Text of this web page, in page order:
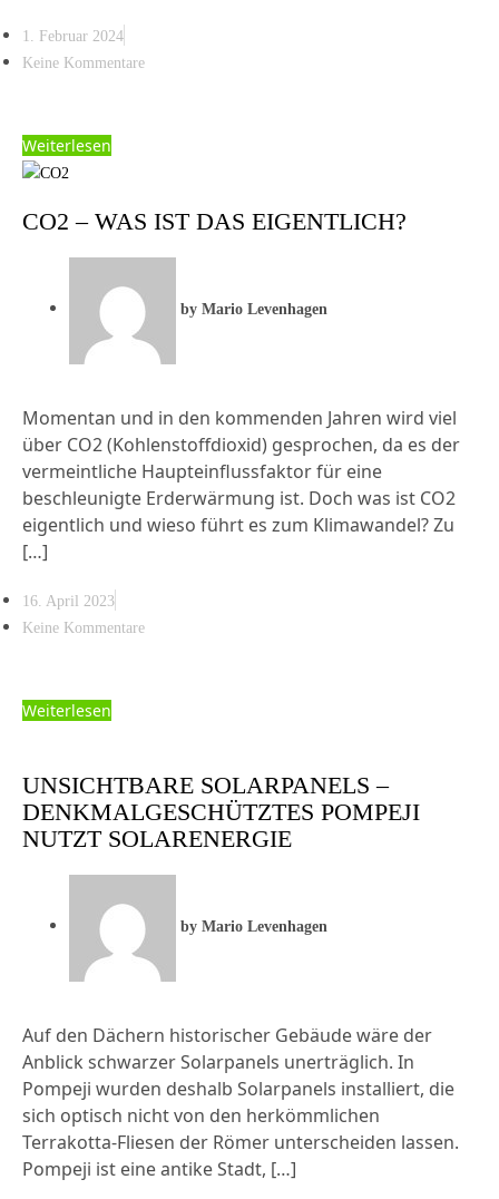
1. Februar 2024
Keine Kommentare
Weiterlesen
CO2 – WAS IST DAS EIGENTLICH?
by Mario Levenhagen
Momentan und in den kommenden Jahren wird viel
über CO2 (Kohlenstoffdioxid) gesprochen, da es der
vermeintliche Haupteinflussfaktor für eine
beschleunigte Erderwärmung ist. Doch was ist CO2
eigentlich und wieso führt es zum Klimawandel? Zu
[…]
16. April 2023
Keine Kommentare
Weiterlesen
UNSICHTBARE SOLARPANELS –
DENKMALGESCHÜTZTES POMPEJI
NUTZT SOLARENERGIE
by Mario Levenhagen
Auf den Dächern historischer Gebäude wäre der
Anblick schwarzer Solarpanels unerträglich. In
Pompeji wurden deshalb Solarpanels installiert, die
sich optisch nicht von den herkömmlichen
Terrakotta-Fliesen der Römer unterscheiden lassen.
Pompeji ist eine antike Stadt, […]